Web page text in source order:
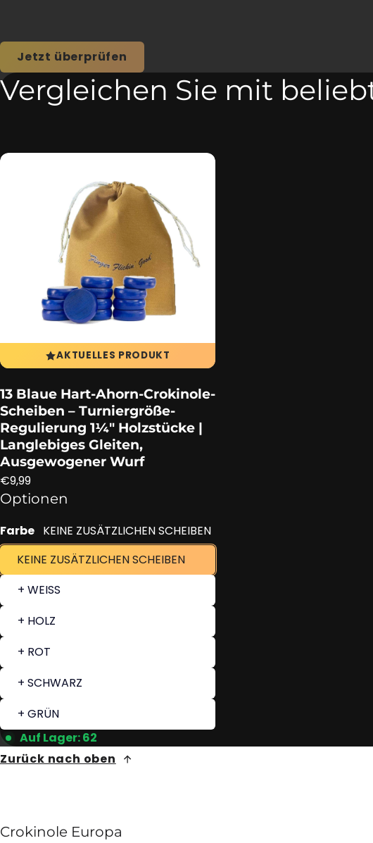
Jetzt überprüfen
Vergleichen Sie mit
AKTUELLES PRODUKT
13 Blaue Hart‑Ahorn-Crokinole-
Scheiben – Turniergröße-
Regulierung 1¼″ Holzstücke |
Langlebiges Gleiten,
Ausgewogener Wurf
Regulärer Preis
€9,99
Optionen
Farbe KEINE ZUSÄTZLICHEN SCHEIBEN
KEINE ZUSÄTZLICHEN SCHEIBEN
+ WEISS
+ HOLZ
+ ROT
+ SCHWARZ
+ GRÜN
Auf Lager: 62
Zurück nach oben
Crokinole Europa